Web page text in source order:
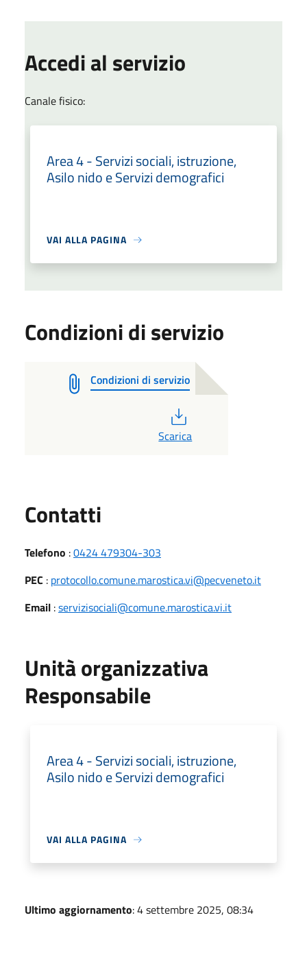
Accedi al servizio
Canale fisico:
Area 4 - Servizi sociali, istruzione,
Asilo nido e Servizi demografici
VAI ALLA PAGINA
Condizioni di servizio
Condizioni di servizio
Scarica
Contatti
Telefono :0424 479304-303
PEC : protocollo.comune.marostica.vi@pecveneto.it
Email :servizisociali@comune.marostica.vi.it
Unità organizzativa
Responsabile
Area 4 - Servizi sociali, istruzione,
Asilo nido e Servizi demografici
VAI ALLA PAGINA
Ultimo aggiornamento: 4 settembre 2025, 08:34